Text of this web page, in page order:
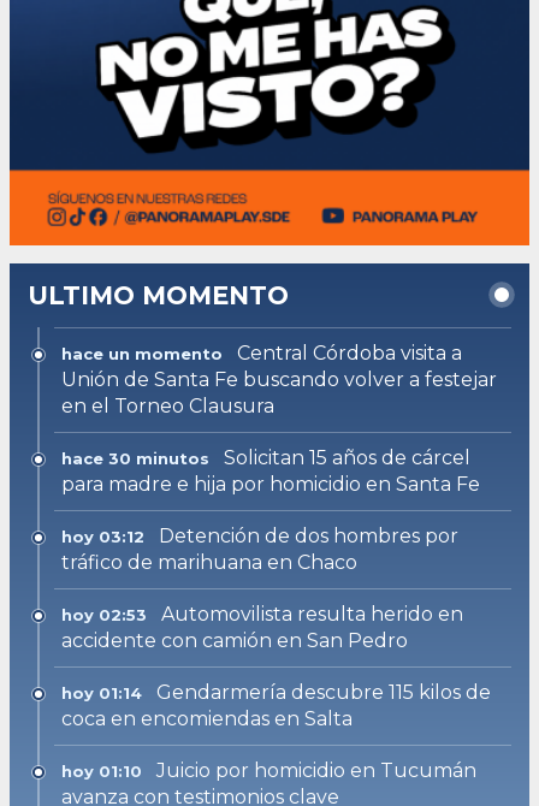
ULTIMO MOMENTO
hace un momento
Central Córdoba visita a
Unión de Santa Fe buscando volver a festejar
en el Torneo Clausura
hace 30 minutos
Solicitan 15 años de cárcel
para madre e hija por homicidio en Santa Fe
hoy 03:12
Detención de dos hombres por
tráfico de marihuana en Chaco
hoy 02:53
Automovilista resulta herido en
accidente con camión en San Pedro
hoy 01:14
Gendarmería descubre 115 kilos de
coca en encomiendas en Salta
hoy 01:10
Juicio por homicidio en Tucumán
avanza con testimonios clave